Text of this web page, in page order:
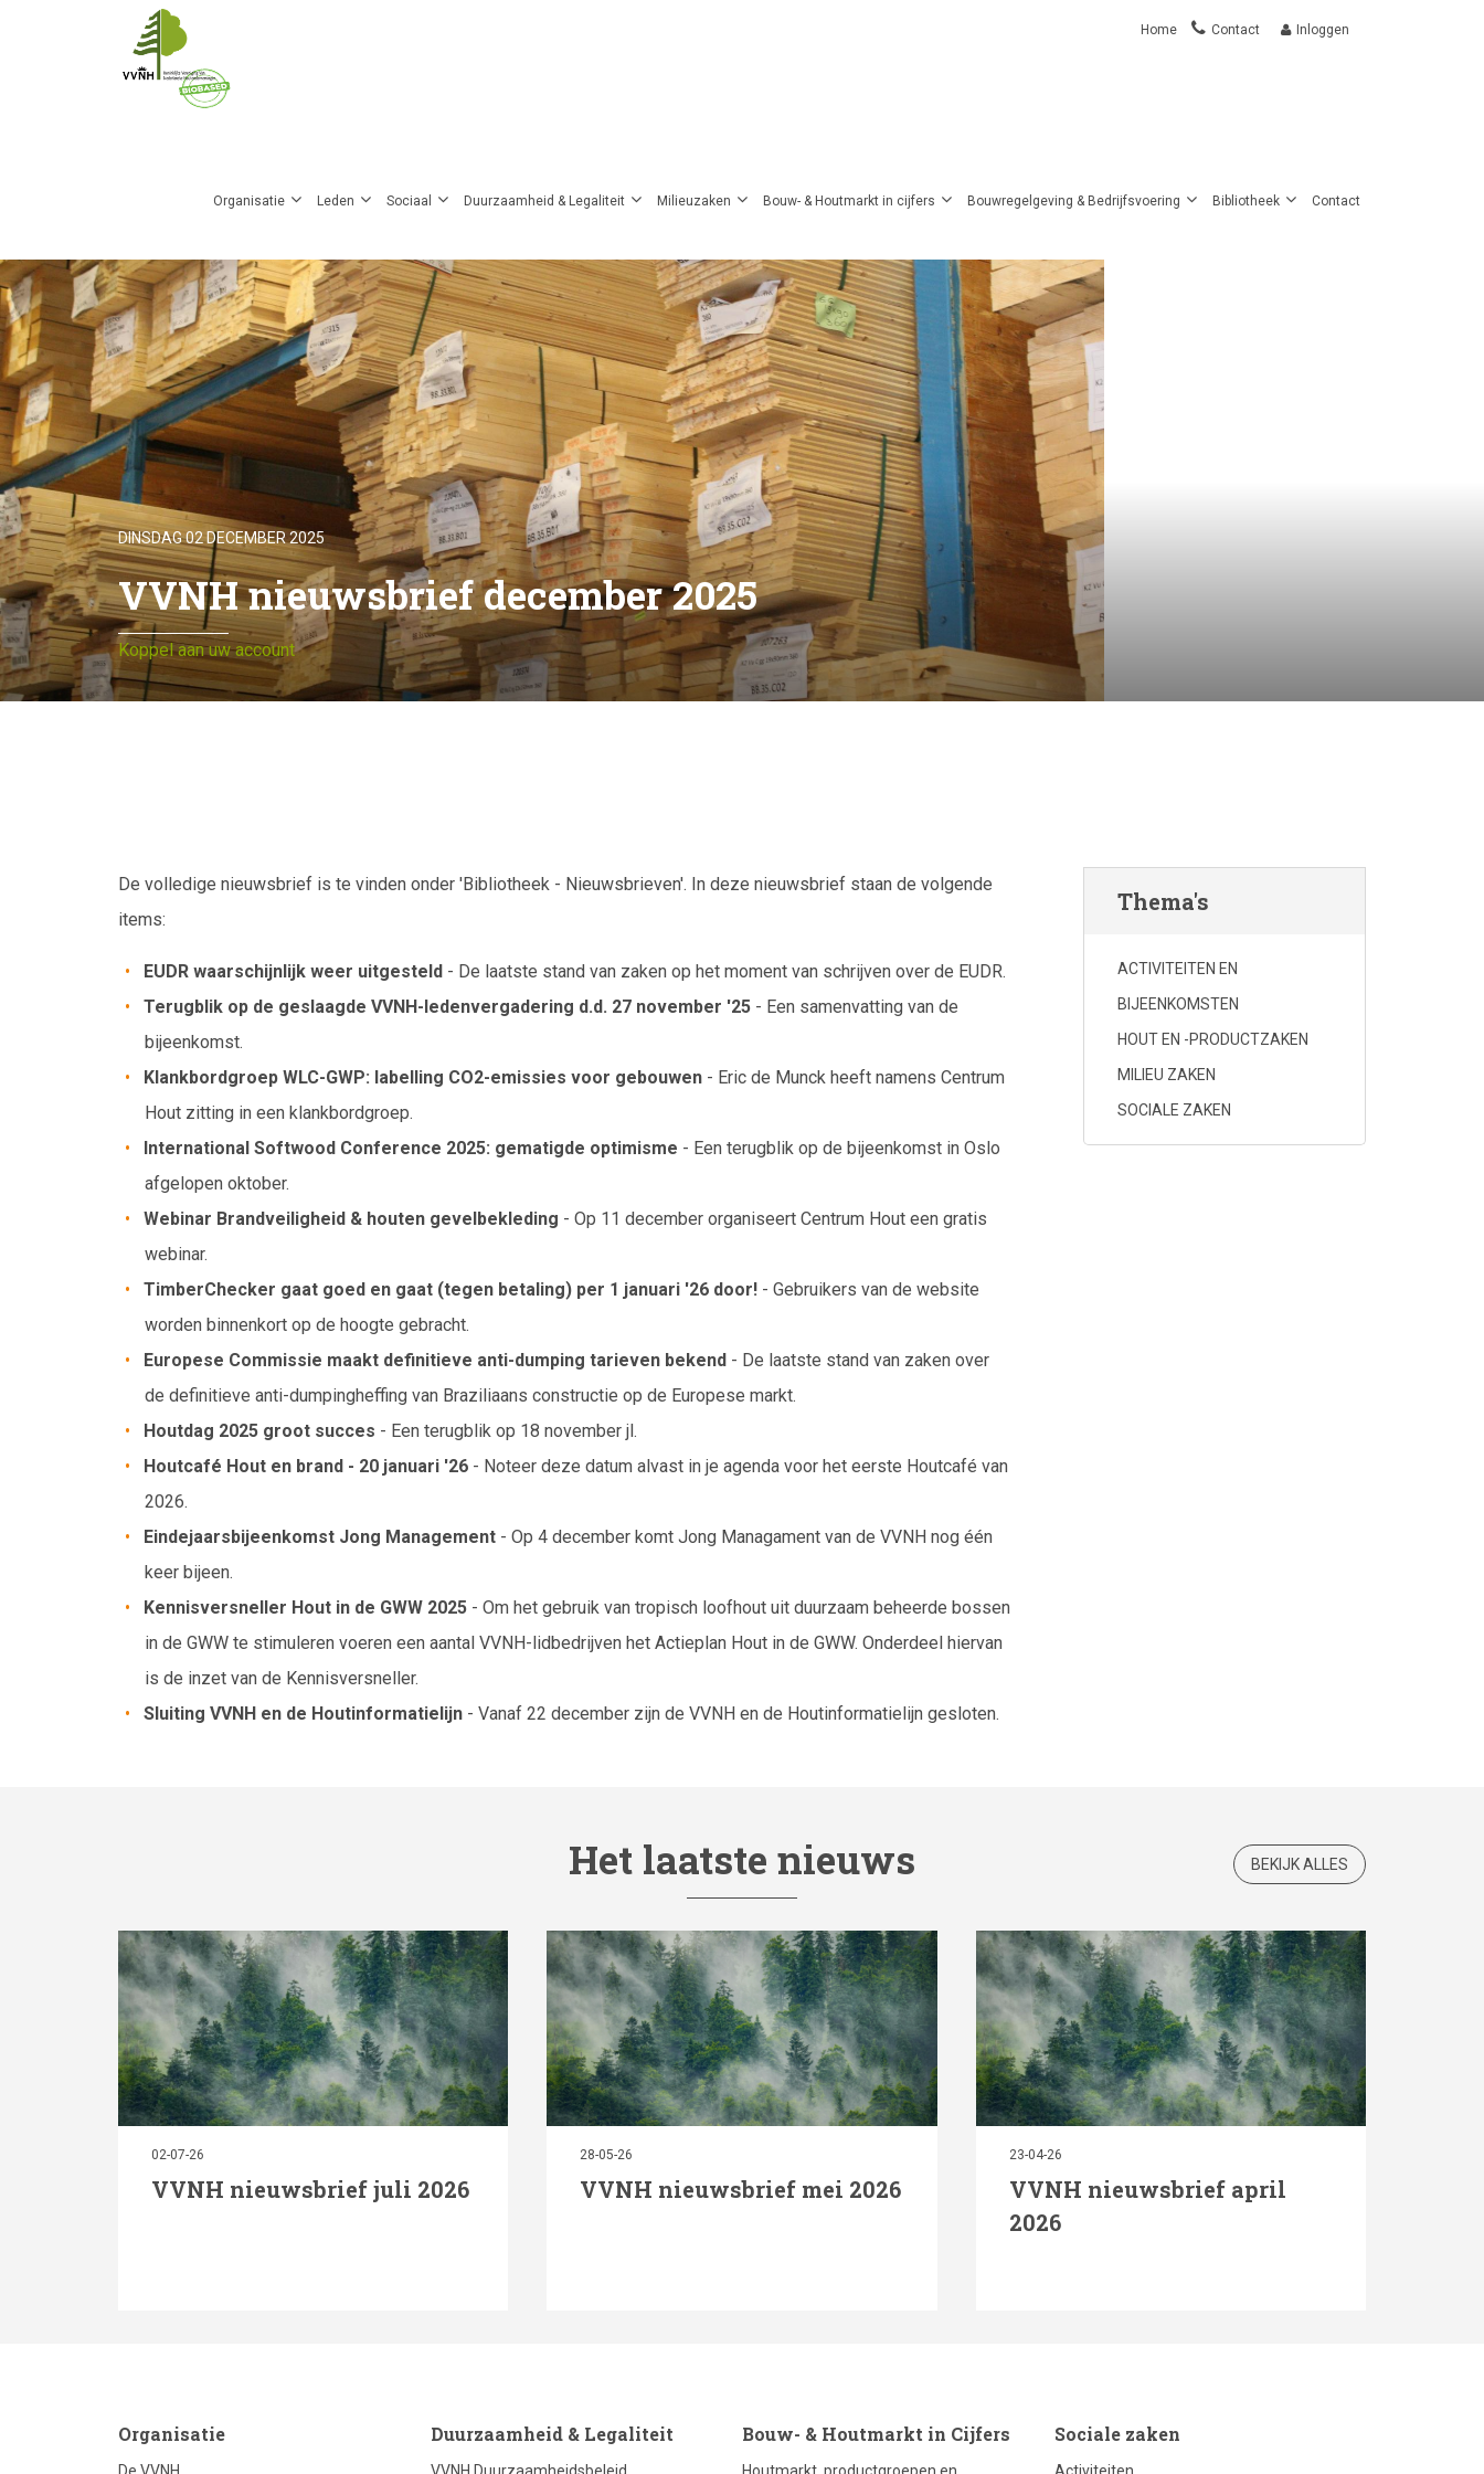
User
menu
Home Contact Inloggen
Organisatie Leden Sociaal Duurzaamheid & Legaliteit Milieuzaken Bouw- & Houtmarkt in cijfers Bouwregelgeving & Bedrijfsvoering Bibliotheek Contact
DINSDAG 02 DECEMBER 2025
VVNH nieuwsbrief december 2025
Koppel aan uw account
De volledige nieuwsbrief is te vinden onder 'Bibliotheek - Nieuwsbrieven'. In deze nieuwsbrief staan de volgende
items:
EUDR waarschijnlijk weer uitgesteld - De laatste stand van zaken op het moment van schrijven over de EUDR.
Terugblik op de geslaagde VVNH-ledenvergadering d.d. 27 november '25 - Een samenvatting van de
bijeenkomst.
Klankbordgroep WLC-GWP: labelling CO2-emissies voor gebouwen - Eric de Munck heeft namens Centrum
Hout zitting in een klankbordgroep.
International Softwood Conference 2025: gematigde optimisme - Een terugblik op de bijeenkomst in Oslo
afgelopen oktober.
Webinar Brandveiligheid & houten gevelbekleding - Op 11 december organiseert Centrum Hout een gratis
webinar.
TimberChecker gaat goed en gaat (tegen betaling) per 1 januari '26 door! - Gebruikers van de website
worden binnenkort op de hoogte gebracht.
Europese Commissie maakt definitieve anti-dumping tarieven bekend - De laatste stand van zaken over
de definitieve anti-dumpingheffing van Braziliaans constructie op de Europese markt.
Houtdag 2025 groot succes - Een terugblik op 18 november jl.
Houtcafé Hout en brand - 20 januari '26 - Noteer deze datum alvast in je agenda voor het eerste Houtcafé van
2026.
Eindejaarsbijeenkomst Jong Management - Op 4 december komt Jong Managament van de VVNH nog één
keer bijeen.
Kennisversneller Hout in de GWW 2025 - Om het gebruik van tropisch loofhout uit duurzaam beheerde bossen
in de GWW te stimuleren voeren een aantal VVNH-lidbedrijven het Actieplan Hout in de GWW. Onderdeel hiervan
is de inzet van de Kennisversneller.
Sluiting VVNH en de Houtinformatielijn - Vanaf 22 december zijn de VVNH en de Houtinformatielijn gesloten.
Thema's
ACTIVITEITEN EN
BIJEENKOMSTEN
HOUT EN -PRODUCTZAKEN
MILIEU ZAKEN
SOCIALE ZAKEN
Het laatste nieuws BEKIJK ALLES
02-07-26
VVNH nieuwsbrief juli 2026
28-05-26
VVNH nieuwsbrief mei 2026
23-04-26
VVNH nieuwsbrief april
2026
footer
Organisatie
De VVNH
footer
Duurzaamheid & Legaliteit
VVNH Duurzaamheidsbeleid
footer
Bouw- & Houtmarkt in Cijfers
Houtmarkt, productgroepen en
footer
Sociale zaken
Activiteiten